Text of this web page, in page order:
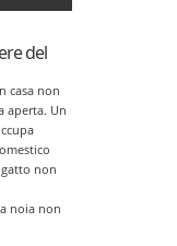
del
casa non
aperta. Un
non
noia non